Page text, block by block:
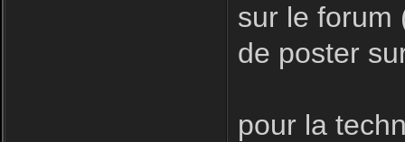
sur le forum
de poster
pour la